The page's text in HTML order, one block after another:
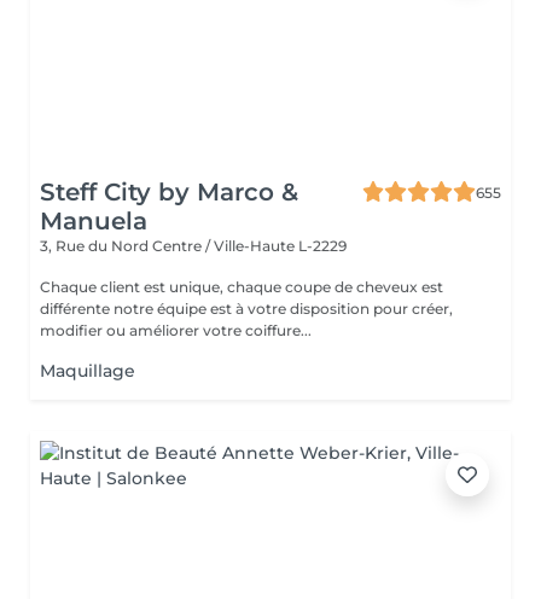
Steff City by Marco &
Manuela
655
3, Rue du Nord Centre / Ville-Haute L-2229
Chaque client est unique, chaque coupe de cheveux est
différente notre équipe est à votre disposition pour créer,
modifier ou améliorer votre coiffure...
Maquillage